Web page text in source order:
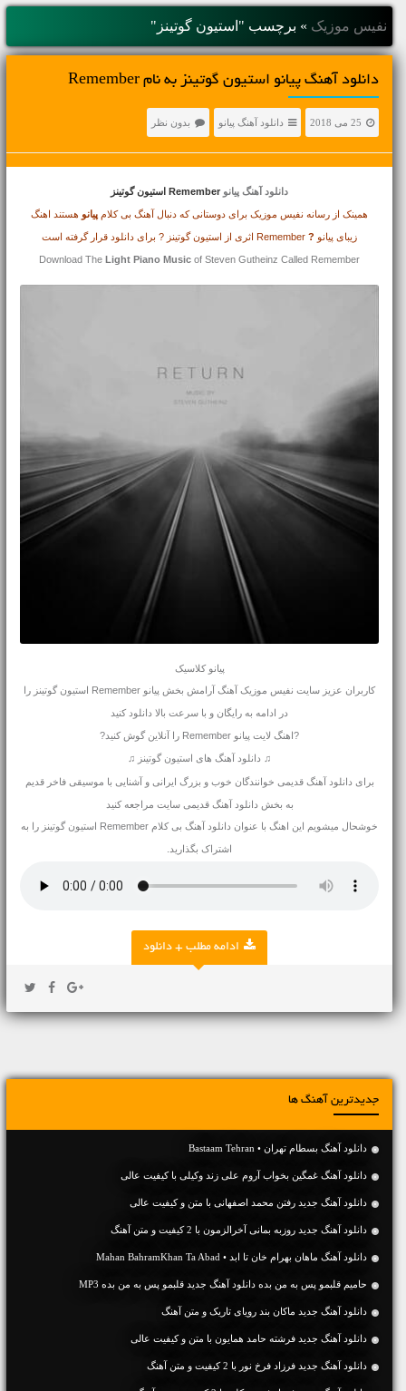
نفیس موزیک » برچسب "استیون گوتینز"
دانلود آهنگ پیانو استیون گوتینز به نام Remember
25 می 2018 دانلود آهنگ پیانو بدون نظر
دانلود آهنگ پیانو
همینک از رسانه نفیس موزیک برای دوستانی که دنبال آهنگ بی کلام پیانو هستند اهنگ
زیبای پیانو ?Remember اثری از استیون گوتینز ? برای دانلود قرار گرفته است
Download The Light Piano Music of Steven Gutheinz Called Remember
پیانو کلاسیک
کاربران عزیز سایت نفیس موزیک آهنگ آرامش بخش پیانو Remember استیون گوتینز را
در ادامه به رایگان و با سرعت بالا دانلود کنید
?اهنگ لایت پیانو Remember را آنلاین گوش کنید?
♫ دانلود آهنگ های استیون گوتینز ♫
برای دانلود آهنگ قدیمی خوانندگان خوب و بزرگ ایرانی و آشنایی با موسیقی فاخر قدیم
به بخش دانلود آهنگ قدیمی سایت مراجعه کنید
خوشحال میشویم این اهنگ با عنوان دانلود آهنگ بی کلام Remember استیون گوتینز را به
اشتراک بگذارید.
ادامه مطلب + دانلود
جدیدترین آهنگ ها
دانلود آهنگ بسطام تهران • Bastaam Tehran
دانلود آهنگ غمگین بخواب آروم علی زند وکیلی با کیفیت عالی
دانلود آهنگ جديد رفتن محمد اصفهانی با متن و کیفیت عالی
دانلود آهنگ جديد روزبه بمانی آخرالزمون با 2 کیفیت و متن آهنگ
دانلود آهنگ ماهان بهرام خان تا ابد • Mahan BahramKhan Ta Abad
حامیم قلبمو پس به من بده دانلود آهنگ جدید قلبمو پس به من بده MP3
دانلود آهنگ جديد ماکان بند رویای تاریک و متن آهنگ
دانلود آهنگ جديد فرشته حامد همایون با متن و کیفیت عالی
دانلود آهنگ جديد فرزاد فرخ نور با 2 کیفیت و متن آهنگ